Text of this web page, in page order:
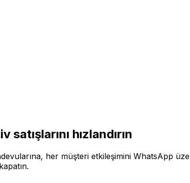
satışlarını hızlandırın
her müşteri etkileşimini WhatsApp